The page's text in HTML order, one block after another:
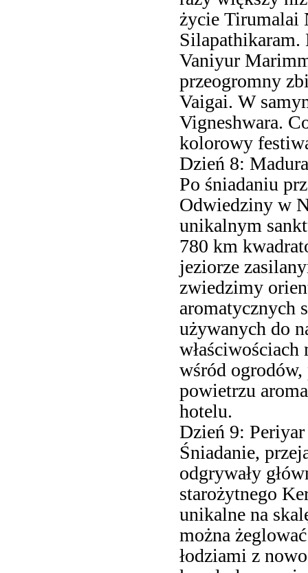
życie Tirumalai
Silapathikaram.
Vaniyur
przeogromny
Vaigai. W
Vigneshwara.
kolorowy
Dzień 8:
Po śniadaniu
Odwiedziny w
unikalnym
780 km
jeziorze
zwiedzimy
aromatycznych
używanych do
wśród
powietrzu
hotelu.
Dzień 9:
Śniadanie,
odgrywały
starożytnego
unikalne na
można
łodziami z